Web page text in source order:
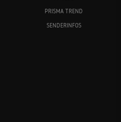
PRISMA TREND
SENDERINFOS